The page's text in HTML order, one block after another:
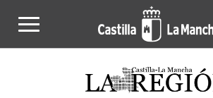
Actualidad de la región